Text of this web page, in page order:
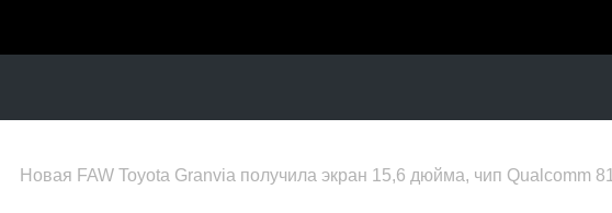
Новая FAW Toyota Granvia получила экран 15,6 дюйма, чип Qualcomm